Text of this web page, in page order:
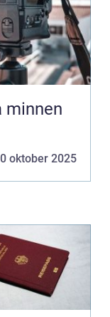
minnen
oktober 2025